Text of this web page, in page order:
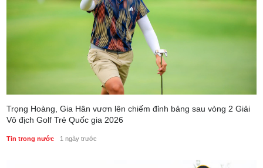
Trọng Hoàng, Gia Hân vươn lên chiếm đỉnh bảng sau vòng 2 Giải
Vô địch Golf Trẻ Quốc gia 2026
Tin trong nước 1 ngày trước